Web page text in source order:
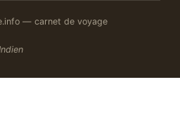
— carnet de voyage